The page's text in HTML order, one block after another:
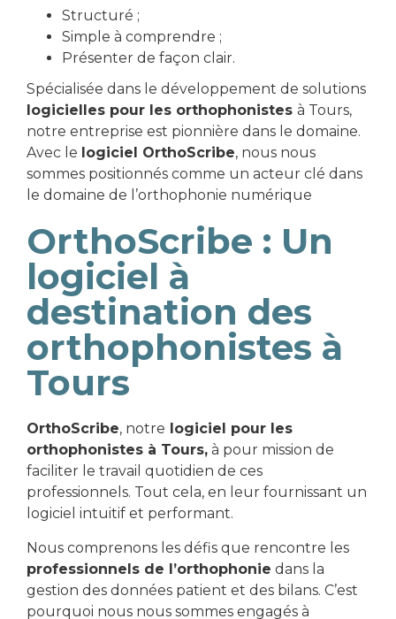
Structuré ;
Simple à comprendre ;
Présenter de façon clair.
Spécialisée dans le développement de solutions
logicielles pour les orthophonistes à Tours,
notre entreprise est pionnière dans le domaine.
Avec le logiciel OrthoScribe, nous nous
sommes positionnés comme un acteur clé dans
le domaine de l’orthophonie numérique
OrthoScribe : Un
logiciel à
destination des
orthophonistes à
Tours
OrthoScribe, notre logiciel pour les
orthophonistes à Tours, à pour mission de
faciliter le travail quotidien de ces
professionnels. Tout cela, en leur fournissant un
logiciel intuitif et performant.
Nous comprenons les défis que rencontre les
professionnels de l’orthophonie dans la
gestion des données patient et des bilans. C’est
pourquoi nous nous sommes engagés à